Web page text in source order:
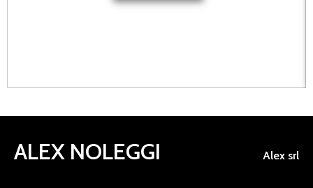
ALEX NOLEGGI Alex srl